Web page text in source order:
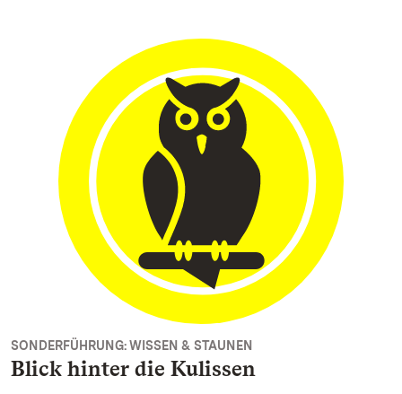
SONDERFÜHRUNG: WISSEN & STAUNEN
Blick hinter die Kulissen